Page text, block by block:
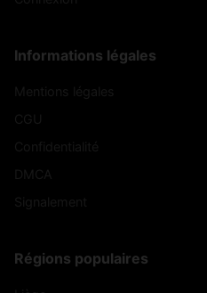
Informations légales
Régions populaires